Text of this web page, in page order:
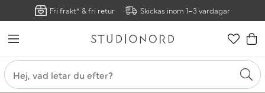
Fri frakt* & fri retur Skickas inom 1–3 vardagar